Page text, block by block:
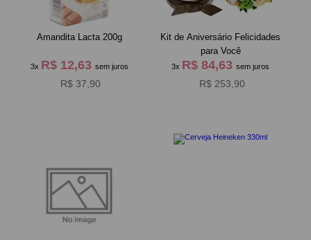
Amandita Lacta 200g
3x R$ 12,63 sem juros
R$ 37,90
Kit de Aniversário Felicidades
para Você
3x R$ 84,63sem juros
R$ 253,90